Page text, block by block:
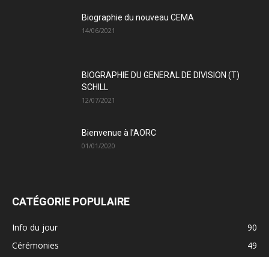
Biographie du nouveau CEMA
14/06/2021
BIOGRAPHIE DU GENERAL DE DIVISION (T)
SCHILL
12/07/2021
Bienvenue à l’AORC
01/01/2020
CATÉGORIE POPULAIRE
Info du jour
90
Cérémonies
49